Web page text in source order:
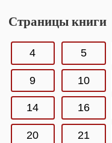
Страницы книги
4 5
9 10
14 16
20 21